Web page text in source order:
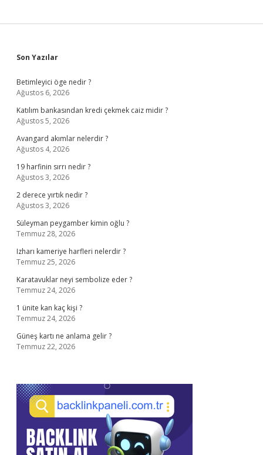
Sidebar
Son Yazılar
Betimleyici öge nedir ?
Ağustos 6, 2026
Katılım bankasından kredi çekmek caiz midir ?
Ağustos 5, 2026
Avangard akımlar nelerdir ?
Ağustos 4, 2026
19 harfinin sırrı nedir ?
Ağustos 3, 2026
2 derece yırtık nedir ?
Ağustos 3, 2026
Süleyman peygamber kimin oğlu ?
Temmuz 28, 2026
Izharı kameriye harfleri nelerdir ?
Temmuz 25, 2026
Karatavuklar neyi sembolize eder ?
Temmuz 24, 2026
1 ünite kan kaç kişi ?
Temmuz 24, 2026
Güneş kartı ne anlama gelir ?
Temmuz 22, 2026